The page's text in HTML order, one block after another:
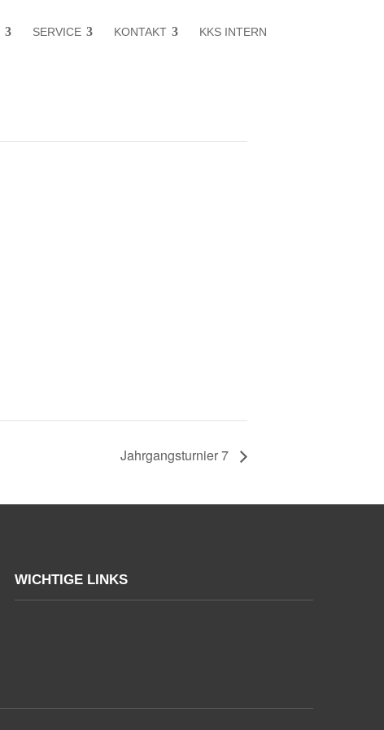
SERVICE KONTAKT KKS INTERN
Jahrgangsturnier 7
WICHTIGE LINKS